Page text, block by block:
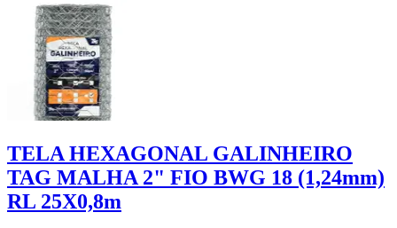
TELA HEXAGONAL GALINHEIRO
TAG MALHA 2" FIO BWG 18 (1,24mm)
RL 25X0,8m